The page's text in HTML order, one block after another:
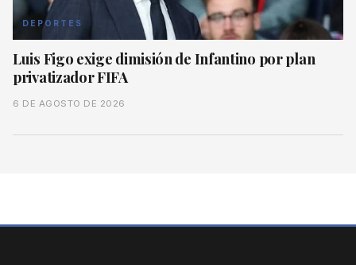
DEPORTES
Luis Figo exige dimisión de Infantino por plan
privatizador FIFA
6 DE AGOSTO DE 2026